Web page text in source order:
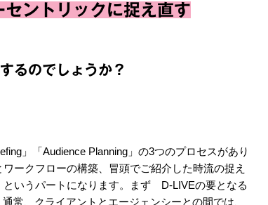
ントリックに捉え直す
るのでしょうか？
」「Audience Planning」の3つのプロセスがあり
ークフローの構築、冒頭でご紹介した時流の捉え
いうパートになります。まず D-LIVEの要となる
常、クライアントとエージェンシーとの間では、